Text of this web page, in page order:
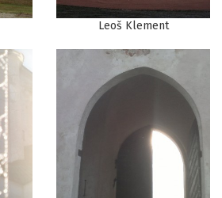
Leoš Klement